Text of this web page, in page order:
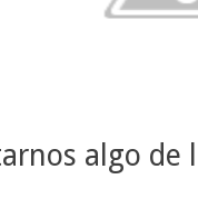
algo